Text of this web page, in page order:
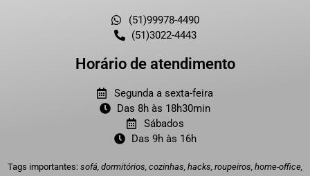
(51)99978-4490
(51)3022-4443
Horário de atendimento
Segunda a sexta-feira
Das 8h às 18h30min
Sábados
Das 9h às 16h
Tags importantes: sofá, dormitórios, cozinhas, hacks, roupeiros, home-office,